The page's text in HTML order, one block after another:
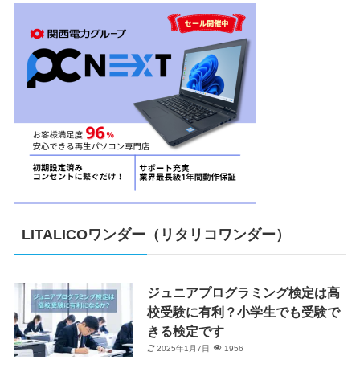
LITALICOワンダー（リタリコワンダー）
ジュニアプログラミング検定は高
校受験に有利？小学生でも受験で
きる検定です
2025年1月7日 1956